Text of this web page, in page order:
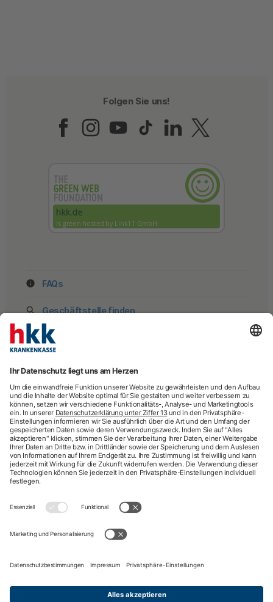
Folgen Sie uns!
Folgen Sie uns auf
Folgen Sie uns auf
Folgen Sie uns
Folgen Sie
Folgen
FAQs
Geschäftstelle finden
hkk Krankenkasse
28185 Bremen
Beratung
Newsletter
Mehr Kontaktdaten
Arztsuche
Arzttermin-Service
ICD-Diagnosesuche
Krankenhaussuche
Sporttelefon
Impressum
Nutzungsbedingungen
Datenschutzbestimmungen
Barrierefreiheit
Privatsphäre-Einstellungen